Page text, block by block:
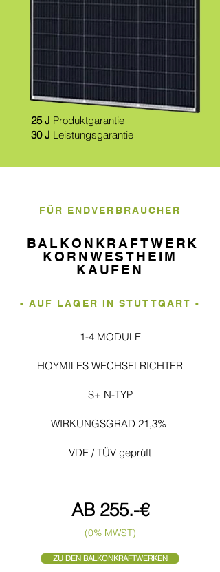
25 J Produktgarantie
30 J Leistungsgarantie
FÜR ENDVERBRAUCHER
BALKONKRAFTWERK
KORNWESTHEIM
KAUFEN
- AUF LAGER IN STUTTGART -
1-4 MODULE
HOYMILES WECHSELRICHTER
S+ N-TYP
WIRKUNGSGRAD 21,3%
VDE / TÜV geprüft
AB 255.-€
(0% MWST)
ZU DEN BALKONKRAFTWERKEN